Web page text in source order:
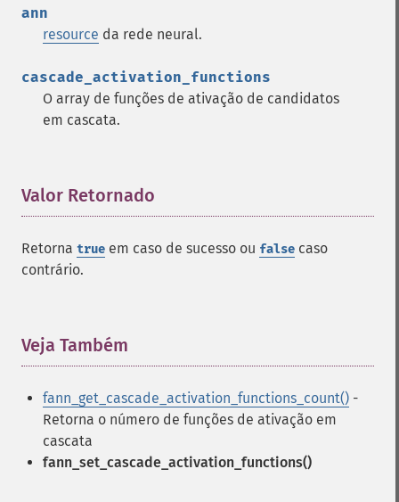
ann
resource da rede neural.
cascade_activation_functions
O array de funções de ativação de candidatos
em cascata.
Valor Retornado
Retorna true em caso de sucesso ou false caso
contrário.
Veja Também
fann_get_cascade_activation_functions_count() -
Retorna o número de funções de ativação em
cascata
fann_set_cascade_activation_functions()